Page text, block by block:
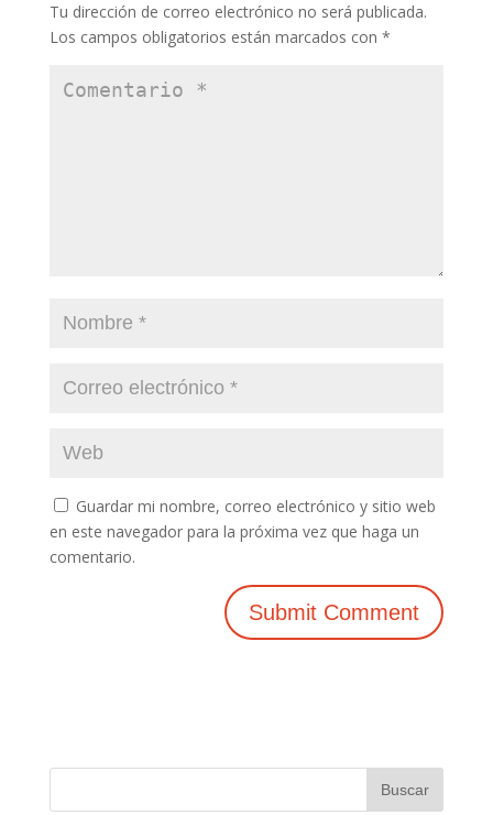
Tu dirección de correo electrónico no será publicada.
Los campos obligatorios están marcados con *
Guardar mi nombre, correo electrónico y sitio web
en este navegador para la próxima vez que haga un
comentario.